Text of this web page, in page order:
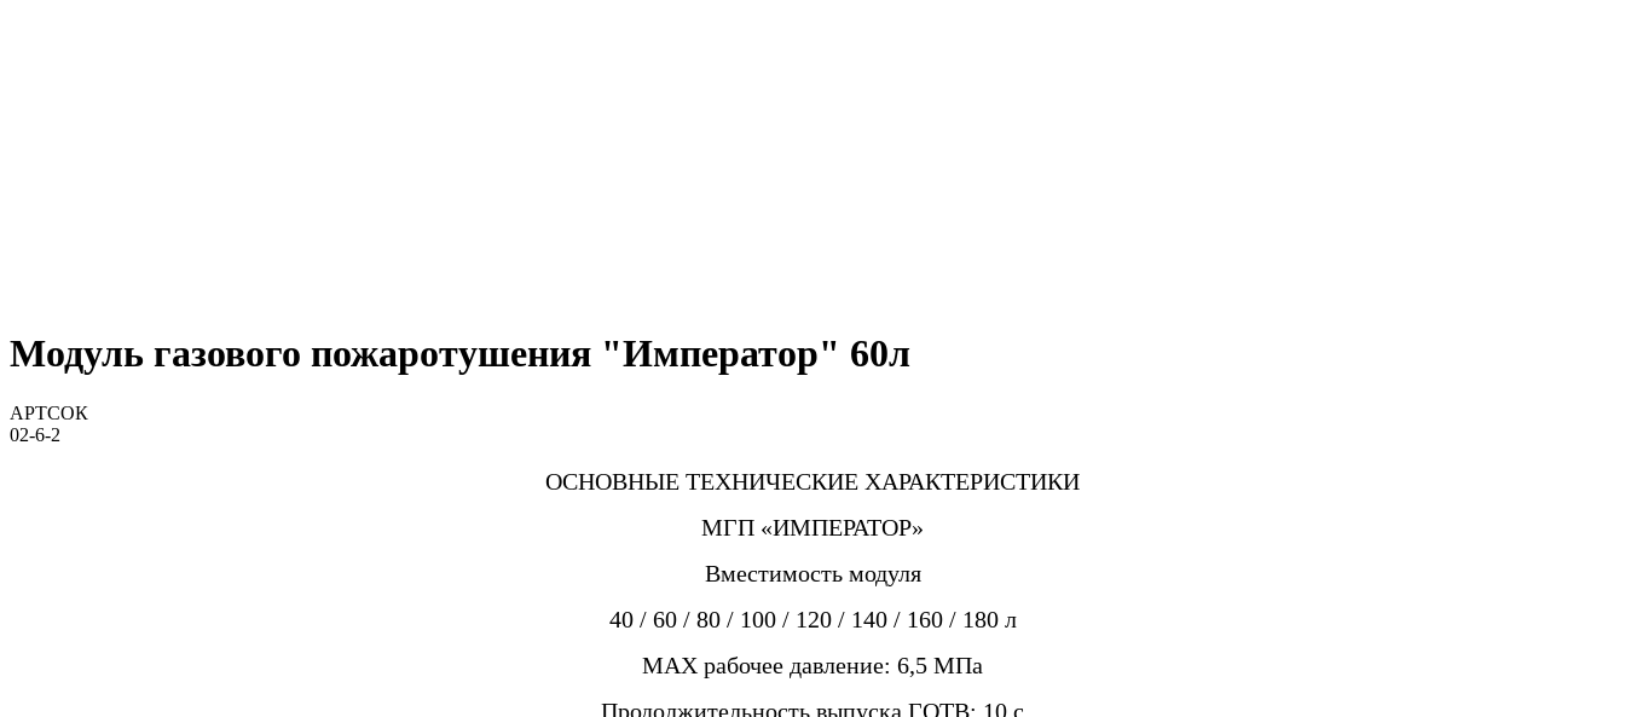
Модуль газового пожаротушения "Император" 60л
АРТСОК
02-6-2
ОСНОВНЫЕ ТЕХНИЧЕСКИЕ ХАРАКТЕРИСТИКИ
МГП «ИМПЕРАТОР»
Вместимость модуля
40 / 60 / 80 / 100 / 120 / 140 / 160 / 180 л
MAX рабочее давление: 6,5 МПа
Продолжительность выпуска ГОТВ: 10 с